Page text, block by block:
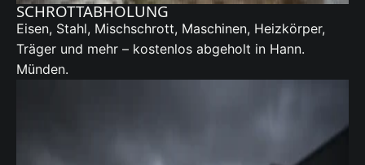
SCHROTTABHOLUNG
Eisen, Stahl, Mischschrott, Maschinen, Heizkörper,
Träger und mehr – kostenlos abgeholt in Hann.
Münden.